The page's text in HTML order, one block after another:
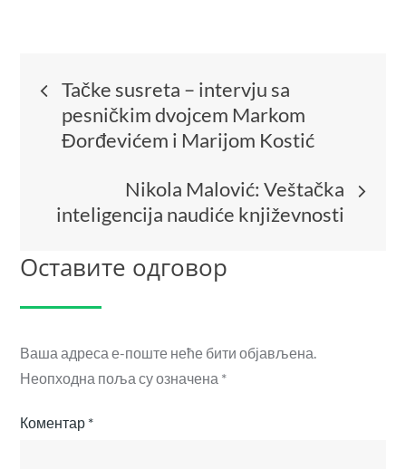
Tačke susreta – intervju sa
pesničkim dvojcem Markom
Đorđevićem i Marijom Kostić
Nikola Malović: Veštačka
inteligencija naudiće književnosti
Оставите одговор
Ваша адреса е-поште неће бити објављена.
Неопходна поља су означена *
Коментар *